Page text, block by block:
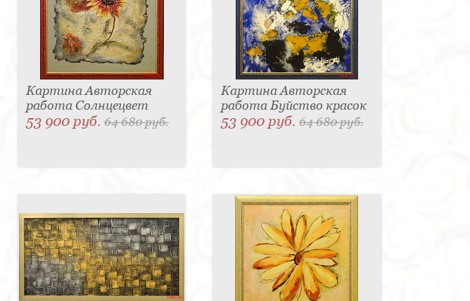
Картина Авторская
работа Солнцецвет
53 900 руб. 64 680 руб.
Картина Авторская
работа Буйство красок
53 900 руб.64 680 руб.